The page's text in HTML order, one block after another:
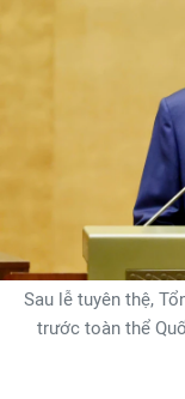
Sau lễ tuyên thệ,
trước toàn thể